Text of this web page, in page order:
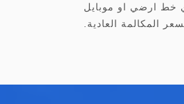
خط ارضي او موبايل
المكالمة العادية.